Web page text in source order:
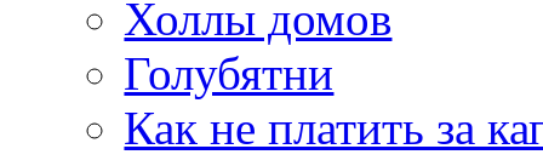
Холлы домов
Голубятни
Как не платить за